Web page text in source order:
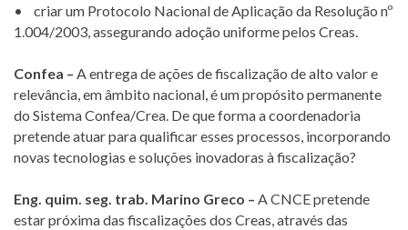
• criar um Protocolo Nacional de Aplicação da Resolução nº
1.004/2003, assegurando adoção uniforme pelos Creas.
Confea – A entrega de ações de fiscalização de alto valor e
relevância, em âmbito nacional, é um propósito permanente
do Sistema Confea/Crea. De que forma a coordenadoria
pretende atuar para qualificar esses processos, incorporando
novas tecnologias e soluções inovadoras à fiscalização?
Eng. quim. seg. trab. Marino Greco – A CNCE pretende
estar próxima das fiscalizações dos Creas, através das